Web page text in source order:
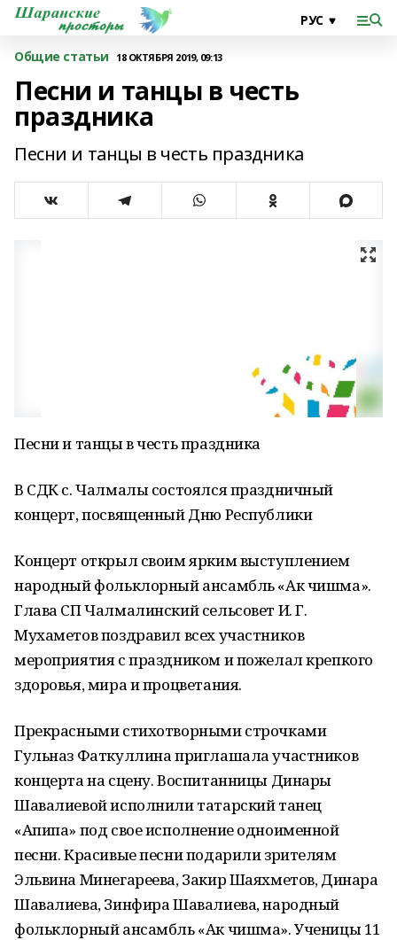
Общие статьи 18 ОКТЯБРЯ 2019, 09:13
Песни и танцы в честь
праздника
Песни и танцы в честь праздника
Песни и танцы в честь праздника
В СДК с. Чалмалы состоялся праздничный
концерт, посвященный Дню Республики
Концерт открыл своим ярким выступлением
народный фольклорный ансамбль «Ак чишма».
Глава СП Чалмалинский сельсовет И. Г.
Мухаметов поздравил всех участников
мероприятия с праздником и пожелал крепкого
здоровья, мира и процветания.
Прекрасными стихотворными строчками
Гульназ Фаткуллина приглашала участников
концерта на сцену. Воспитанницы Динары
Шавалиевой исполнили татарский танец
«Апипа» под свое исполнение одноименной
песни. Красивые песни подарили зрителям
Эльвина Минегареева, Закир Шаяхметов, Динара
Шавалиева, Зинфира Шавалиева, народный
фольклорный ансамбль «Ак чишма». Ученицы 11